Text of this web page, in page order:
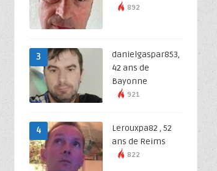
892
3
danielgaspar853,
42 ans de
Bayonne
921
4
Lerouxpa82 , 52
ans de Reims
822